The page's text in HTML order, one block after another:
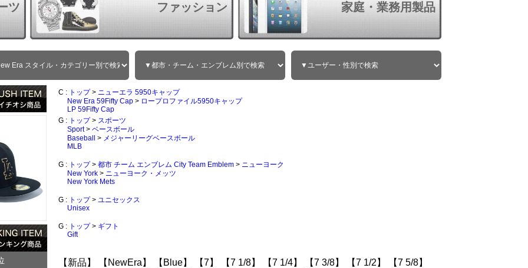
ツ ファッション 家庭・業務用製品
C : トップ> ニューエラ 5950キャップ
New Era 59Fifty Cap > ロープロファイル5950キャップ
LP 59Fifty Cap
G : トップ> スポーツ
Sport> ベースボール
Baseball
> メジャーリーグベースボール
MLB
G : トップ> 都市 チーム エンブレム City Team Emblem > ニューヨーク
New York > ニューヨーク・メッツ
New York Mets
G : トップ> ユニセックス
Unisex
G : トップ> ギフト
Gift
【新品】 【NewEra】 【Blue】 【7】 【7 1/8】 【7 1/4】 【7 3/8】 【7 1/2】
【7 5/8】